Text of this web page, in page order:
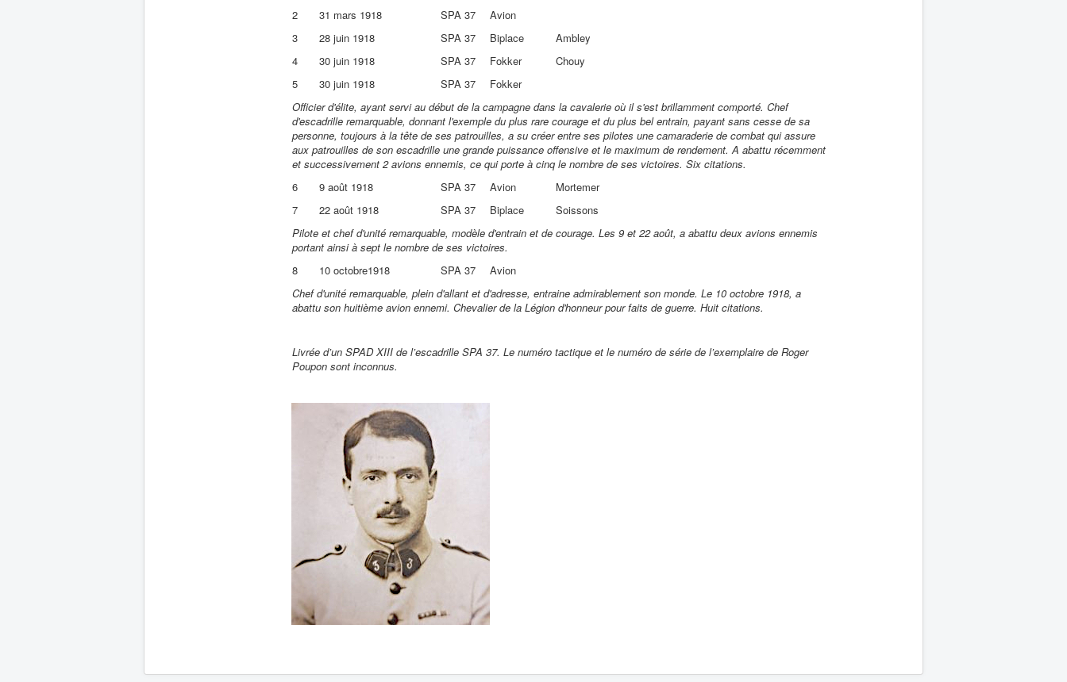
2
31 mars 1918 SPA 37
Avion
3
28 juin 1918 SPA 37 Biplace
Ambley
4
30 juin 1918 SPA 37 Fokker
Chouy
5
30 juin 1918 SPA 37
Fokker
Officier d'élite, ayant servi au début de la campagne dans la cavalerie où il s'est brillamment comporté. Chef
d'escadrille remarquable, donnant l'exemple du plus rare courage et du plus bel entrain, payant sans cesse de sa
personne, toujours à la tête de ses patrouilles, a su créer entre ses pilotes une camaraderie de combat qui assure
aux patrouilles de son escadrille une grande puissance offensive et le maximum de rendement. A abattu récemment
et successivement 2 avions ennemis, ce qui porte à cinq le nombre de ses victoires. Six citations.
6
9 août 1918 SPA 37 Avion
Mortemer
7
22 août 1918 SPA 37 Biplace
Soissons
Pilote et chef d'unité remarquable, modèle d'entrain et de courage. Les 9 et 22 août, a abattu deux avions ennemis
portant ainsi à sept le nombre de ses victoires.
8
10 octobre1918 SPA 37
Avion
Chef d'unité remarquable, plein d'allant et d'adresse, entraine admirablement son monde. Le 10 octobre 1918, a
abattu son huitième avion ennemi. Chevalier de la Légion d'honneur pour faits de guerre. Huit citations.
Livrée d’un SPAD XIII de l’escadrille SPA 37. Le numéro tactique et le numéro de série de l’exemplaire de Roger
Poupon sont inconnus.